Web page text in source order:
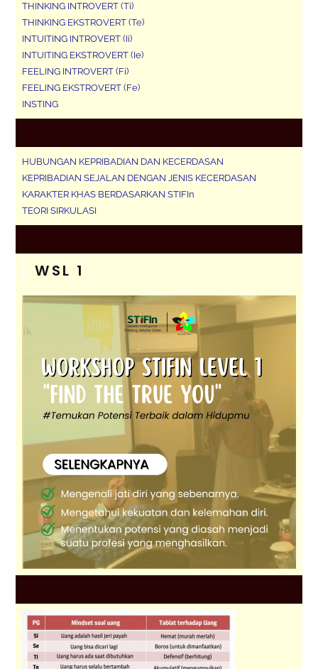
THINKING INTROVERT (Ti)
THINKING EKSTROVERT (Te)
INTUITING INTROVERT (Ii)
INTUITING EKSTROVERT (Ie)
FEELING INTROVERT (Fi)
FEELING EKSTROVERT (Fe)
INSTING
HUBUNGAN KEPRIBADIAN DAN KECERDASAN
KEPRIBADIAN SEJALAN DENGAN JENIS KECERDASAN
KARAKTER KHAS BERDASARKAN STIFIn
TEORI SIRKULASI
WSL 1